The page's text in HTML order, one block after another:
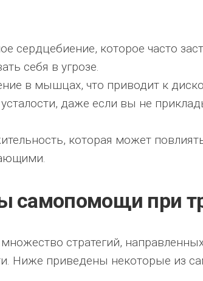
сердцебиение, которое часто
себя в угрозе.
в мышцах, что приводит к
даже если вы не
которая может
самопомощи при
стратегий,
Ниже приведены некоторые из